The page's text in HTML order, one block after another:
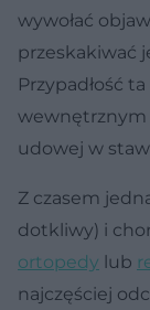
wywołać
przeskakiwać
Przypadłość
wewnętrznym
udowej w
Z czasem
dotkliwy) i
ortopedy lub
najczęściej